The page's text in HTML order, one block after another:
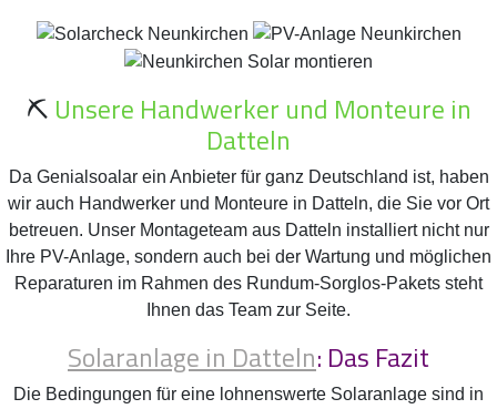
⛏️ Unsere Handwerker und Monteure in
Datteln
Da Genialsoalar ein Anbieter für ganz Deutschland ist, haben
wir auch Handwerker und Monteure in Datteln, die Sie vor Ort
betreuen. Unser Montageteam aus Datteln installiert nicht nur
Ihre PV-Anlage, sondern auch bei der Wartung und möglichen
Reparaturen im Rahmen des Rundum-Sorglos-Pakets steht
Ihnen das Team zur Seite.
Solaranlage in Datteln: Das Fazit
Die Bedingungen für eine lohnenswerte Solaranlage sind in